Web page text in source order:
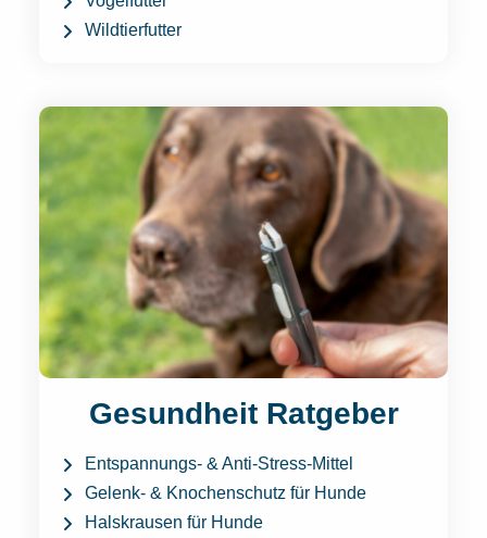
Wildtierfutter
Gesundheit Ratgeber
Entspannungs- & Anti-Stress-Mittel
Gelenk- & Knochenschutz für Hunde
Halskrausen für Hunde